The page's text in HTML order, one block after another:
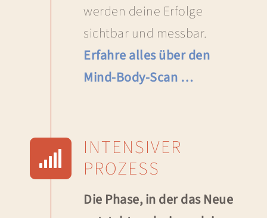
werden deine Erfolge
sichtbar und messbar.
Erfahre alles über den
Mind-Body-Scan …
INTENSIVER
PROZESS
Die Phase, in der das Neue